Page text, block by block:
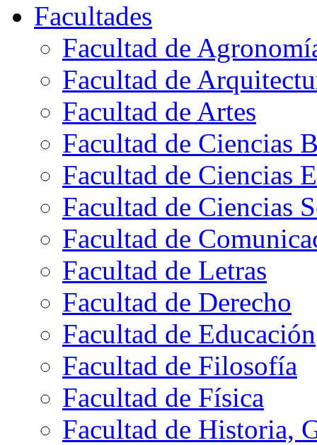
Facultades
Facultad de
Facultad de
Facultad de Artes
Facultad de Ciencias
Facultad de Ciencias
Facultad de Ciencias
Facultad de
Facultad de Letras
Facultad de Derecho
Facultad de Educación
Facultad de Filosofía
Facultad de Física
Facultad de Historia,